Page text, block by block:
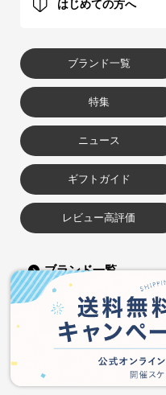
はじめての方へ
ブランド一覧
特集
ニュース
ギフトガイド
レビュー高評価
ブランド一覧
ご利用ガイド
ご利用規約
会員規約
よくある質問
お問い合せ